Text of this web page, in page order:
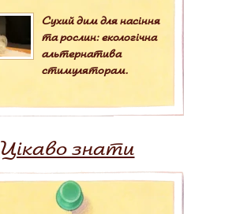
Сухий дим для насіння
та рослин: екологічна
альтернатива
стимуляторам.
Цікаво знати